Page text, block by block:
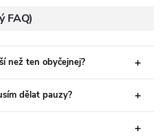
FAQ)
než ten obyčejnej?
dělat pauzy?